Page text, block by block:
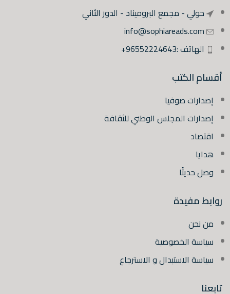
حولي - مجمع البروميناد - الدور الثاني
info@sophiareads.com
الهاتف :96552224643+
أقسام الكتب
إصدارات صوفيا
إصدارات المجلس الوطني للثقافة
اقتصاد
هدايا
وصل حديثًا
روابط مفيدة
من نحن
سياسة الخصوصية
سياسة الاستبدال و الاسترجاع
تابعنا